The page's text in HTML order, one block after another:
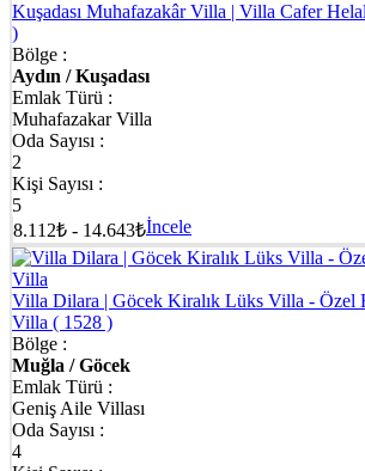
Kuşadası Muhafazakâr Villa | Villa Cafer
)
Bölge :
Aydın / Kuşadası
Emlak Türü :
Muhafazakar Villa
Oda Sayısı :
2
Kişi Sayısı :
5
8.112₺ - 14.643₺İncele
Villa Dilara | Göcek Kiralık Lüks Villa - Özel
Villa ( 1528 )
Bölge :
Muğla / Göcek
Emlak Türü :
Geniş Aile Villası
Oda Sayısı :
4